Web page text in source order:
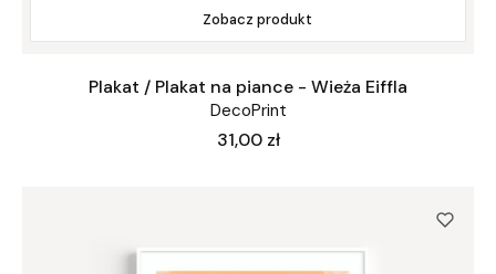
Zobacz produkt
Plakat / Plakat na piance - Wieża Eiffla
DecoPrint
Cena
31,00 zł